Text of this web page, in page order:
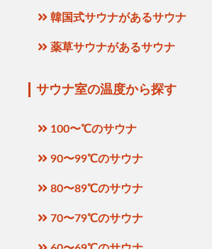
韓国式サウナがあるサウナ
薬草サウナがあるサウナ
サウナ室の温度から探す
100〜℃のサウナ
90〜99℃のサウナ
80〜89℃のサウナ
70〜79℃のサウナ